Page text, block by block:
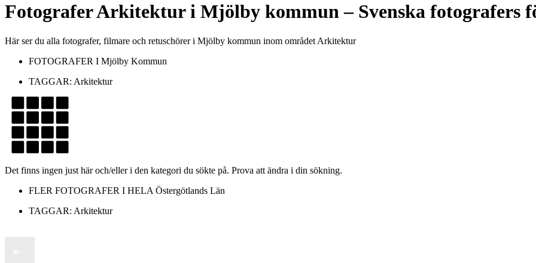
FotograferArkitekturi Mjölby kommun– Svenska fotografers
Här ser du alla fotografer, filmare och retuschörer i Mjölby kommun inom området Arkitektur
FOTOGRAFER I Mjölby Kommun
TAGGAR: Arkitektur
Det finns ingen just här och/eller i den kategori du sökte på. Prova att ändra i din sökning.
FLER FOTOGRAFER I HELA Östergötlands Län
TAGGAR: Arkitektur